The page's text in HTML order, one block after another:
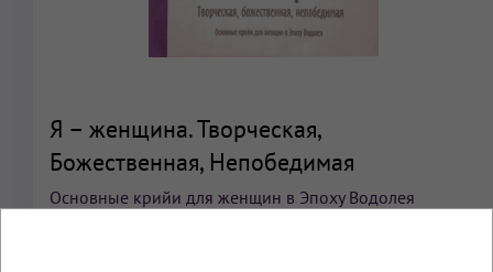
Я – женщина. Творческая,
Божественная, Непобедимая
Основные крийи для женщин в Эпоху Водолея